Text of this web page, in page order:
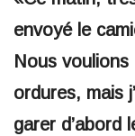
envoyé le
Nous voulions
ordures, mais
garer d’abord